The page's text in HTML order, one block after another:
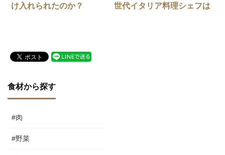
け入れられたのか？
世代イタリア料理シェフは
食材から探す
#肉
#野菜